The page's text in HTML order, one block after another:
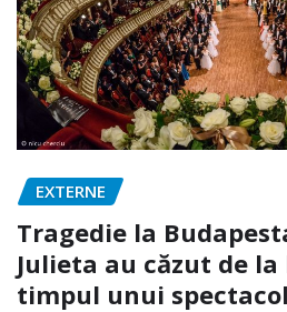
EXTERNE
Tragedie la
Julieta au căzut de
timpul unui spectacol